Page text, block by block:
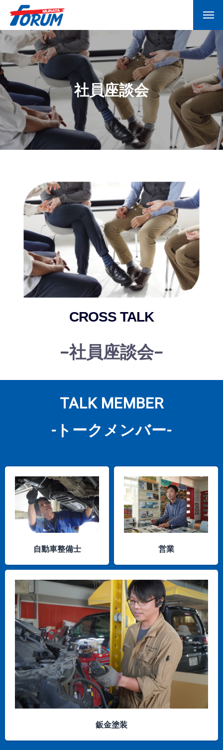
社員座談会
CROSS TALK
-社員座談会-
TALK MEMBER
-トークメンバー-
自動車整備士 営業
鈑金塗装